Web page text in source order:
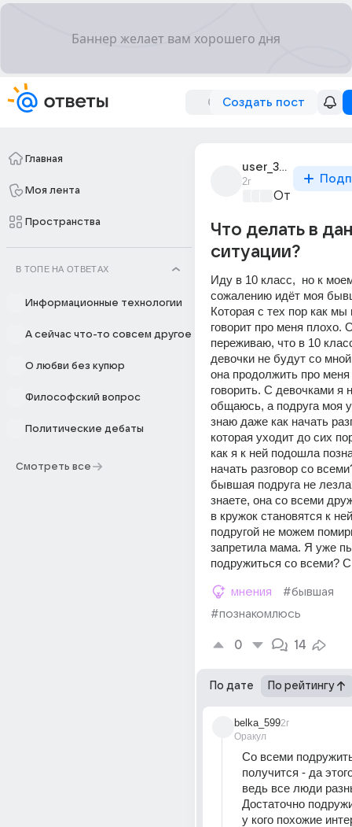
Создать пост
Главная
Моя лента
Пространства
В ТОПЕ НА ОТВЕТАХ
Информационные технологии
А сейчас что-то совсем другое
О любви без купюр
Философский вопрос
Политические дебаты
Смотреть все
user_312471141
2г
От
Что делать в
ситуации?
Иду в 10 класс,  но к
сожалению идёт моя
Которая с тех пор как мы
говорит про меня плохо.
переживаю, что в 10
девочки не будут со
она продолжить про
говорить. С девочками я
общаюсь, а подруга моя
знаю даже как начать
которая уходит до сих
как я к ней подошла
начать разговор со
бывшая подруга не
знаете, она со всеми
в кружок становятся к
подругой не можем
запретила мама. Я уже
подружиться со всеми?
мнения
#бывшая
#познакомлюсь
0 14
По дате По рейтингу
belka_599
Оракул
2г
Со всеми
получится - да
ведь все люди
Достаточно
у кого похожие